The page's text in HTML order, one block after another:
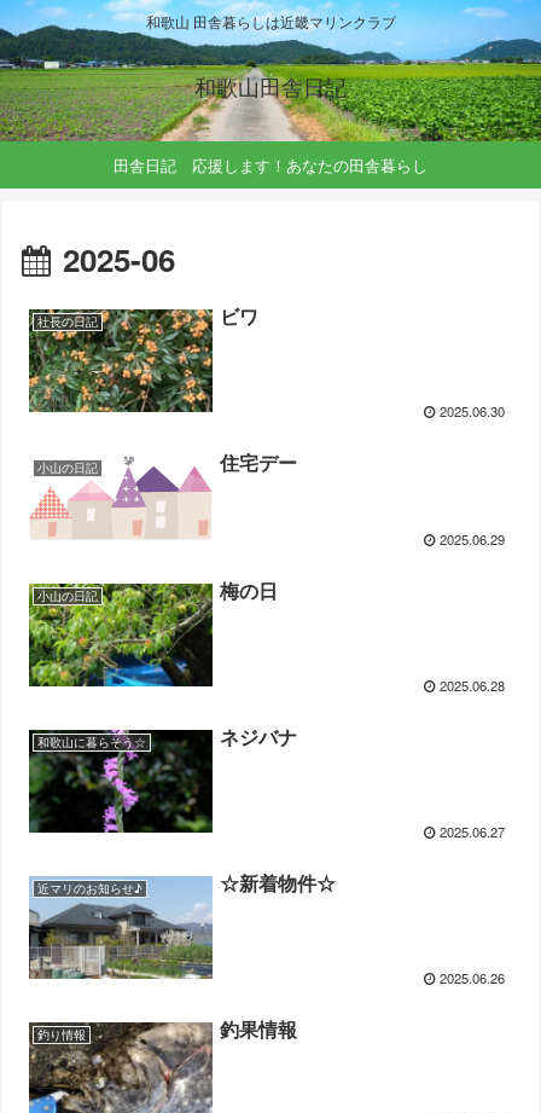
和歌山 田舎暮らしは近畿マリンクラブ
和歌山田舎日記
田舎日記 応援します！あなたの田舎暮らし
2025-06
社長の日記 ビワ
2025.06.30
小山の日記 住宅デー
2025.06.29
小山の日記 梅の日
2025.06.28
和歌山に暮らそう☆ ネジバナ
2025.06.27
近マリのお知らせ♪ ☆新着物件☆
2025.06.26
釣り情報 釣果情報